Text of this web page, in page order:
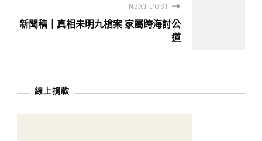
NEXT POST
新聞稿｜真相未明九槍案 家屬跨海討公
道
線上捐款